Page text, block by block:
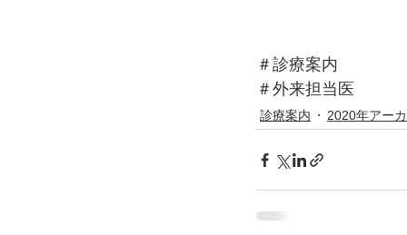
＃診療案内
＃外来担当医
診療案内 2020年アー